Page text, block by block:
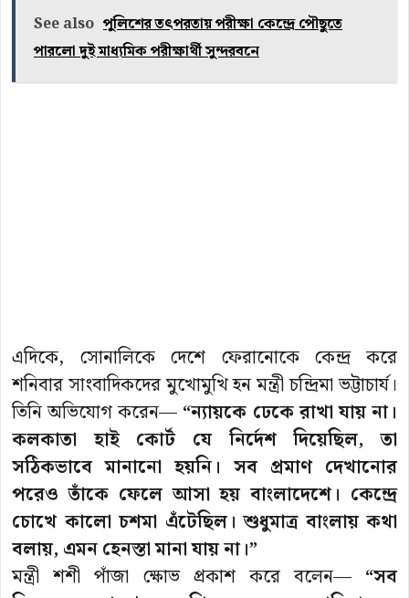
See also পুলিশের তৎপরতায় পরীক্ষা কেন্দ্রে পৌছুতে
পারলো দুই মাধ্যমিক পরীক্ষার্থী সুন্দরবনে
এদিকে, সোনালিকে দেশে ফেরানোকে কেন্দ্র করে
শনিবার সাংবাদিকদের মুখোমুখি হন মন্ত্রী চন্দ্রিমা ভট্টাচার্য।
তিনি অভিযোগ করেন— “ন‌্যায়কে ঢেকে রাখা যায় না।
কলকাতা হাই কোর্ট যে নির্দেশ দিয়েছিল, তা
সঠিকভাবে মানানো হয়নি। সব প্রমাণ দেখানোর
পরেও তাঁকে ফেলে আসা হয় বাংলাদেশে। কেন্দ্রে
চোখে কালো চশমা এঁটেছিল। শুধুমাত্র বাংলায় কথা
বলায়, এমন হেনস্তা মানা যায় না।”
মন্ত্রী শশী পাঁজা ক্ষোভ প্রকাশ করে বলেন— “সব